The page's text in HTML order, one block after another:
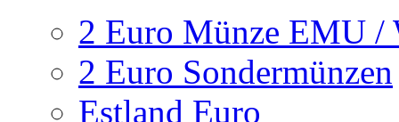
2 Euro Münze EMU /
2 Euro Sondermünzen
Estland Euro